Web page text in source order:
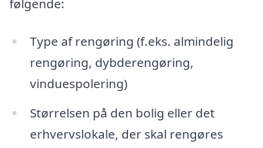
følgende:
Type af rengøring (f.eks. almindelig
rengøring, dybderengøring,
vinduespolering)
Størrelsen på den bolig eller det
erhvervslokale, der skal rengøres